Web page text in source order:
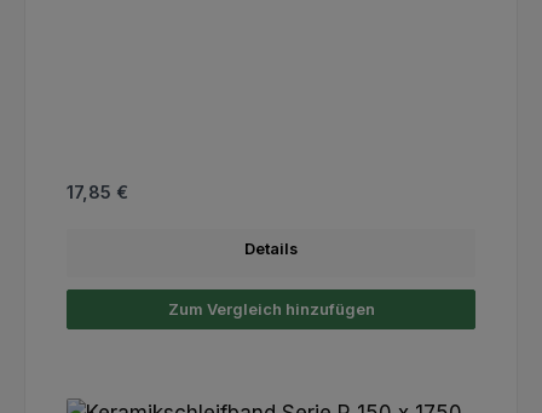
Regulärer Preis:
17,85 €
Details
Zum Vergleich hinzufügen